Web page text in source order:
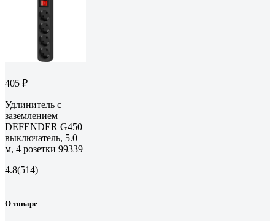
405 ₽
Удлинитель с
заземлением
DEFENDER G450
выключатель, 5.0
м, 4 розетки 99339
4.8(514)
О товаре